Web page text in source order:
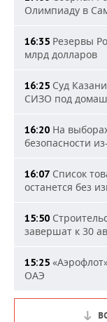
Олимпиаду в
16:35 Резервы
млрд долларов
16:25 Суд
СИЗО под
16:20 На
безопасности
16:07 Список
останется без
15:50
завершат к 30
15:25
ОАЭ